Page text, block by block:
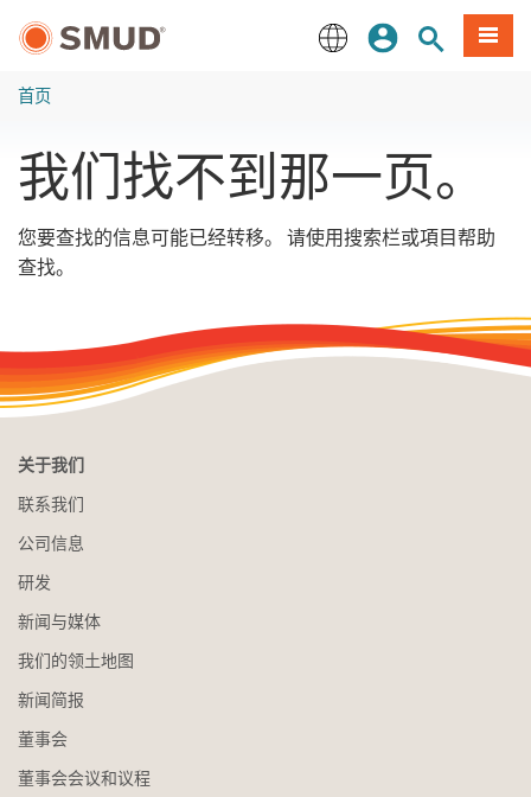
登录网站搜索
項目
首页
我们找不到那一页。
您要查找的信息可能已经转移。 请使用搜索栏或項目帮助
查找。
关于我们
联系我们
公司信息
研发
新闻与媒体
我们的领土地图
新闻简报
董事会
董事会会议和议程